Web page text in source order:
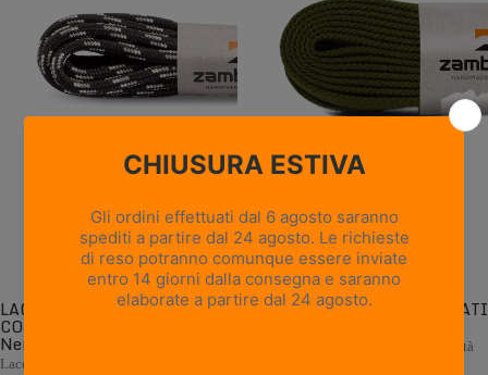
LACCI ROTONDI
CONFEZIONATI -
Nero/Piombo/Cromo
Lacci rotondi di qualità per una
LACCI PIATTI CONFEZIONATI
Lacci piatti di ricambio di alta qualità